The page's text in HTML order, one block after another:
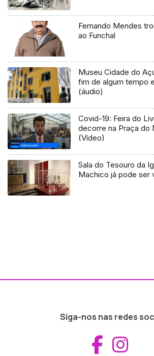
Fernando Mendes
ao Funchal
Museu Cidade do
fim de algum tempo
(áudio)
Covid-19: Feira do
decorre na Praça do
(Vídeo)
Sala do Tesouro da
Machico já pode ser
Siga-nos nas redes